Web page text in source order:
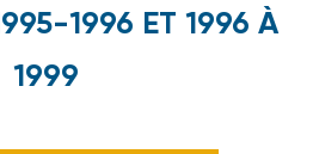
1996 ET 1996 À
1999